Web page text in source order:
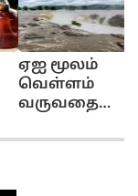
ஏஐ மூலம்
வெள்ளம்
வருவதை